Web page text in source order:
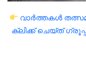
വാർത്തകൾ
ക്ലിക്ക് ചെയ്ത്